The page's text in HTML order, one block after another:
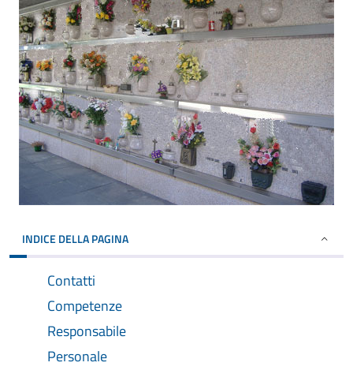
INDICE DELLA PAGINA
Contatti
Competenze
Responsabile
Personale